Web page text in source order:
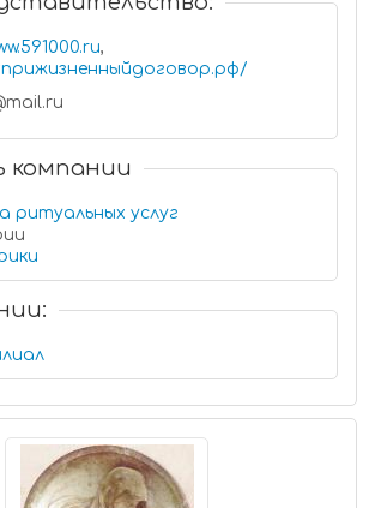
,
компании
ритуальных услуг